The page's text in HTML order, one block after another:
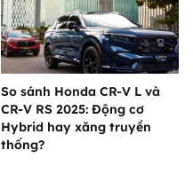
So sánh Honda CR-V L và
CR-V RS 2025: Động cơ
Hybrid hay xăng truyền
thống?